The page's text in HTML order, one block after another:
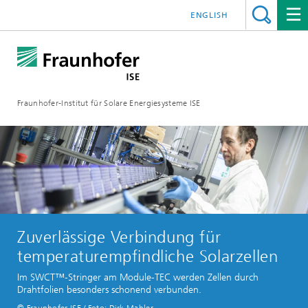
Fraunhofer-Institut für Solare Energiesysteme ISE
ENGLISH
Zuverlässige Verbindung für
temperaturempfindliche Solarzellen
Im SWCT™-Stringer am Module-TEC werden Zellen durch
Drahtfolien besonders schonend verbunden.